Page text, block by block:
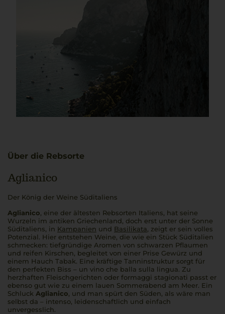
Über die Rebsorte
Aglianico
Der König der Weine Süditaliens
Aglianico, eine der ältesten Rebsorten Italiens, hat seine
Wurzeln im antiken Griechenland, doch erst unter der Sonne
Süditaliens, in Kampanien und Basilikata, zeigt er sein volles
Potenzial. Hier entstehen Weine, die wie ein Stück Süditalien
schmecken: tiefgründige Aromen von schwarzen Pflaumen
und reifen Kirschen, begleitet von einer Prise Gewürz und
einem Hauch Tabak. Eine kräftige Tanninstruktur sorgt für
den perfekten Biss – un vino che balla sulla lingua. Zu
herzhaften Fleischgerichten oder formaggi stagionati passt er
ebenso gut wie zu einem lauen Sommerabend am Meer. Ein
Schluck Aglianico, und man spürt den Süden, als wäre man
selbst da – intenso, leidenschaftlich und einfach
unvergesslich.